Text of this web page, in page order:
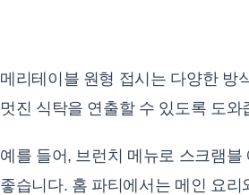
메리테이블 원형 접시는 다양한 방
멋진 식탁을 연출할 수 있도록 도와
예를 들어, 브런치 메뉴로 스크램
좋습니다. 홈 파티에서는 메인 요